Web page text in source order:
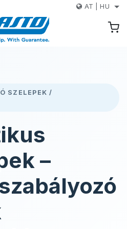
AT |HU
SZELEPEK /
–